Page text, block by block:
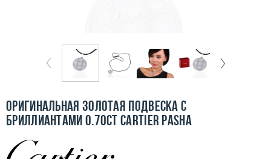
Покупка и оплата
Ломбард
Контакты
Оригинальная золотая подвеска с
бриллиантами 0.70ct Cartier Pasha